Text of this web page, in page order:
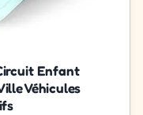
Enfant
Véhicules